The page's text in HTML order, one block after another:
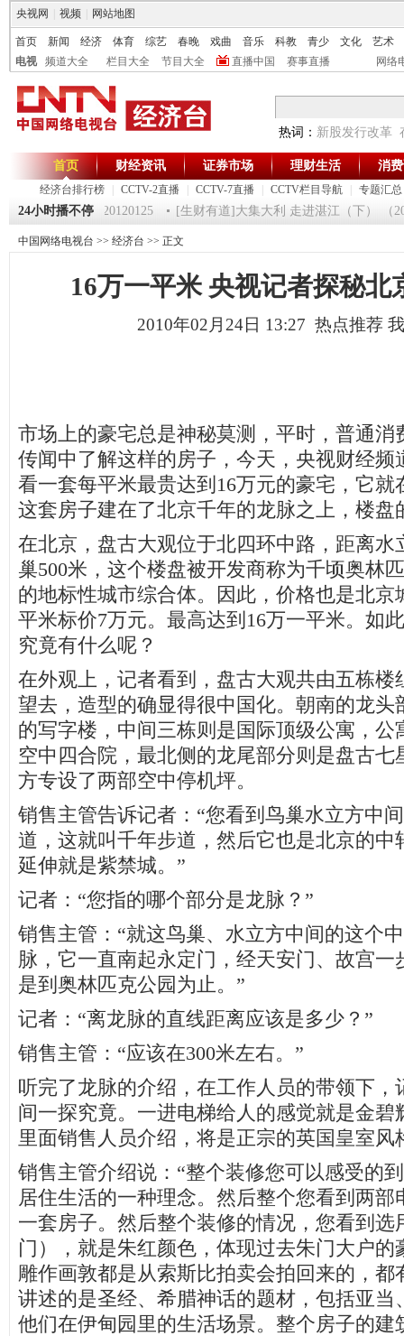
央视网 视频 网站地图
首页 新闻 经济 体育 综艺 春晚 戏曲 音乐 科教 青少 文化
艺术
电视
频道大全 栏目大全 节目大全 直播中国 赛事直播 网络
热词： 新股发行改革
首页
经济台排行榜 CCTV-2直播 CCTV-7直播 CCTV栏目导航 专题汇总
财经资讯 证券市场 理财生活 消
24小时播不停
《第一时间》 20120125 [生财有道]大集大利 走进湛江（下） （
中国网络电视台 >> 经济台 >> 正文
16万一平米 央视记者探秘北
2010年02月24日 13:27 热点推荐
市场上的豪宅总是神秘莫测，平时，普通消
传闻中了解这样的房子，今天，央视财经频
看一套每平米最贵达到16万元的豪宅，它就
这套房子建在了北京千年的龙脉之上，楼盘
在北京，盘古大观位于北四环中路，距离水
巢500米，这个楼盘被开发商称为千顷奥林
的地标性城市综合体。因此，价格也是北京
平米标价7万元。最高达到16万一平米。如
究竟有什么呢？
在外观上，记者看到，盘古大观共由五栋楼
望去，造型的确显得很中国化。朝南的龙头
的写字楼，中间三栋则是国际顶级公寓，公
空中四合院，最北侧的龙尾部分则是盘古七
方专设了两部空中停机坪。
销售主管告诉记者：“您看到鸟巢水立方中
道，这就叫千年步道，然后它也是北京的中
延伸就是紫禁城。”
记者：“您指的哪个部分是龙脉？”
销售主管：“就这鸟巢、水立方中间的这个
脉，它一直南起永定门，经天安门、故宫一
是到奥林匹克公园为止。”
记者：“离龙脉的直线距离应该是多少？”
销售主管：“应该在300米左右。”
听完了龙脉的介绍，在工作人员的带领下，
间一探究竟。一进电梯给人的感觉就是金碧
里面销售人员介绍，将是正宗的英国皇室风
销售主管介绍说：“整个装修您可以感受的
居住生活的一种理念。然后整个您看到两部
一套房子。然后整个装修的情况，您看到选
门），就是朱红颜色，体现过去朱门大户的
雕作画敦都是从索斯比拍卖会拍回来的，都
讲述的是圣经、希腊神话的题材，包括亚当
他们在伊甸园里的生活场景。整个房子的建